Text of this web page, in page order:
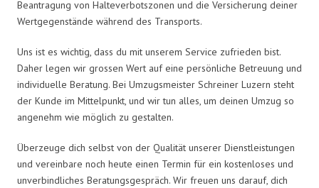
Beantragung von Halteverbotszonen und die Versicherung deiner
Wertgegenstände während des Transports.
Uns ist es wichtig, dass du mit unserem Service zufrieden bist.
Daher legen wir grossen Wert auf eine persönliche Betreuung und
individuelle Beratung. Bei Umzugsmeister Schreiner Luzern steht
der Kunde im Mittelpunkt, und wir tun alles, um deinen Umzug so
angenehm wie möglich zu gestalten.
Überzeuge dich selbst von der Qualität unserer Dienstleistungen
und vereinbare noch heute einen Termin für ein kostenloses und
unverbindliches Beratungsgespräch. Wir freuen uns darauf, dich